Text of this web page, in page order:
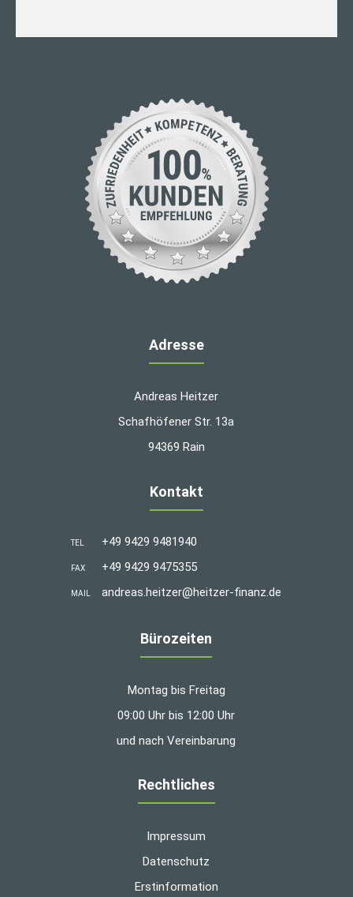
Adresse
Andreas Heitzer
Schafhöfener Str. 13a
94369 Rain
Kontakt
TEL +49 9429 9481940
FAX +49 9429 9475355
MAIL andreas.heitzer@heitzer-finanz.de
Bürozeiten
Montag bis Freitag
09:00 Uhr bis 12:00 Uhr
und nach Vereinbarung
Rechtliches
Impressum
Datenschutz
Erstinformation